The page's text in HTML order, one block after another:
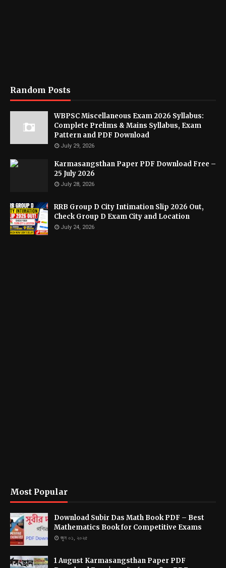
Random Posts
WBPSC Miscellaneous Exam 2026 Syllabus:
Complete Prelims & Mains Syllabus, Exam
Pattern and PDF Download
July 29, 2026
Karmasangsthan Paper PDF Download Free –
25 July 2026
July 28, 2026
RRB Group D City Intimation Slip 2026 Out,
Check Group D Exam City and Location
July 24, 2026
Most Popular
Download Subir Das Math Book PDF – Best
Mathematics Book for Competitive Exams
জুন ০১, ২০২৫
1 August Karmasangsthan Paper PDF